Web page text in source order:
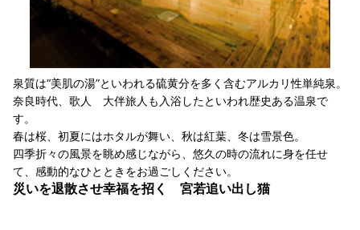
泉質は“美肌の湯”といわれる硫黄分を多く含むアルカリ性単純泉。
奈良時代、歌人 大伴旅人も入浴したといわれ歴史ある温泉で
す。
春は桜、初夏にはホタルが舞い、秋は紅葉、冬は雪景色。
四季折々の風景を眺め感じながら、悠久の時の流れに身を任せ
て、感動的なひとときをお過ごしください。
災いを退散させ幸福を招く 宮若追い出し猫